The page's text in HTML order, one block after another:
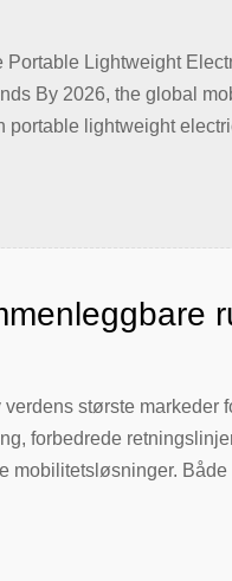
2026: The
Portable Lightweight
By 2026, the global
portable lightweight
på det
verdens største markeder
forbedrede
mobilitetsløsninger.
Etterspørselen i